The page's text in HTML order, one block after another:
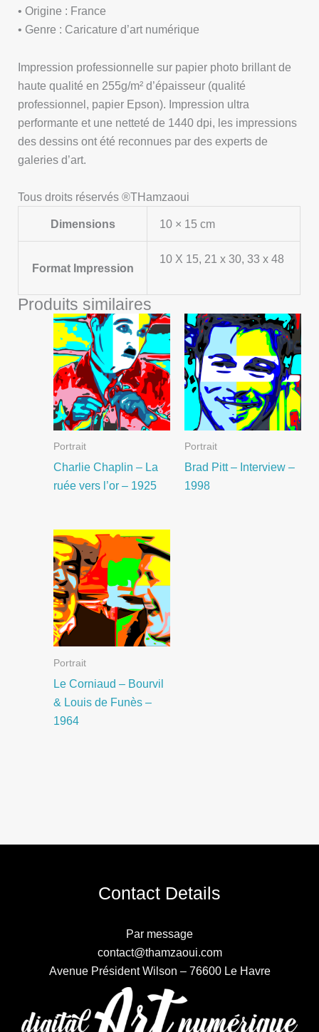
• Origine : France
• Genre : Caricature d’art numérique
Impression professionnelle sur papier photo brillant de
haute qualité en 255g/m² d’épaisseur (qualité
professionnel, papier Epson). Impression ultra
performante et une netteté de 1440 dpi, les impressions
des dessins ont été reconnues par des experts de
galeries d’art.
Tous droits réservés ®THamzaoui
Dimensions 10 × 15 cm
Format Impression
10 X 15, 21 x 30, 33 x 48
Produits similaires
Portrait
Charlie Chaplin – La
ruée vers l’or – 1925
Portrait
Brad Pitt – Interview –
1998
Portrait
Le Corniaud – Bourvil
& Louis de Funès –
1964
Contact Details
Par message
contact@thamzaoui.com
Avenue Président Wilson – 76600 Le Havre